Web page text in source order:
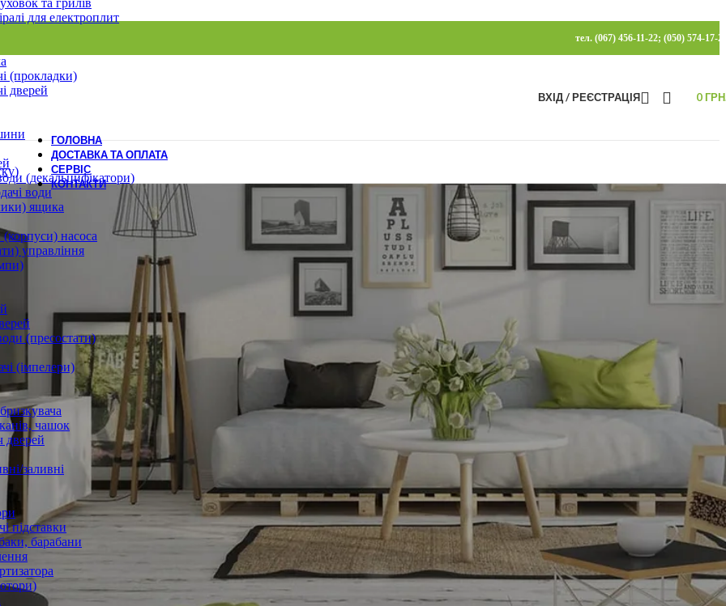
тел. (067) 456-11-22; (050) 574-17-
для електроплит
(прокладки)
дверей
(декальцифікатори)
води
ящика
насоса
управління
(пресостати)
(імпелери)
чашок
дверей
заливні
підставки
барабани
ВХІД / РЕЄСТРАЦІЯ 0
ГОЛОВНА
ДОСТАВКА ТА ОПЛАТА
СЕРВІС
КОНТАКТИ